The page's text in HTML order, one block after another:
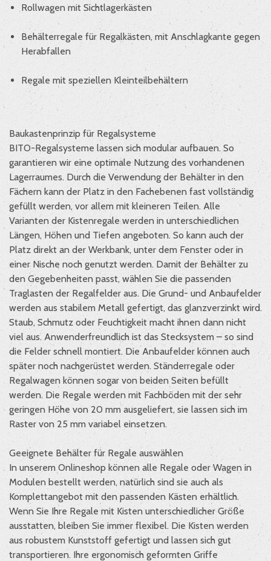
Rollwagen mit Sichtlagerkästen
Behälterregale für Regalkästen, mit Anschlagkante gegen
Herabfallen
Regale mit speziellen Kleinteilbehältern
Baukastenprinzip für Regalsysteme
BITO-Regalsysteme lassen sich modular aufbauen. So
garantieren wir eine optimale Nutzung des vorhandenen
Lagerraumes. Durch die Verwendung der Behälter in den
Fächern kann der Platz in den Fachebenen fast vollständig
gefüllt werden, vor allem mit kleineren Teilen. Alle
Varianten der Kistenregale werden in unterschiedlichen
Längen, Höhen und Tiefen angeboten. So kann auch der
Platz direkt an der Werkbank, unter dem Fenster oder in
einer Nische noch genutzt werden. Damit der Behälter zu
den Gegebenheiten passt, wählen Sie die passenden
Traglasten der Regalfelder aus. Die Grund- und Anbaufelder
werden aus stabilem Metall gefertigt, das glanzverzinkt wird.
Staub, Schmutz oder Feuchtigkeit macht ihnen dann nicht
viel aus. Anwenderfreundlich ist das Stecksystem – so sind
die Felder schnell montiert. Die Anbaufelder können auch
später noch nachgerüstet werden. Ständerregale oder
Regalwagen können sogar von beiden Seiten befüllt
werden. Die Regale werden mit Fachböden mit der sehr
geringen Höhe von 20 mm ausgeliefert, sie lassen sich im
Raster von 25 mm variabel einsetzen.
Geeignete Behälter für Regale auswählen
In unserem Onlineshop können alle Regale oder Wagen in
Modulen bestellt werden, natürlich sind sie auch als
Komplettangebot mit den passenden Kästen erhältlich.
Wenn Sie Ihre Regale mit Kisten unterschiedlicher Größe
ausstatten, bleiben Sie immer flexibel. Die Kisten werden
aus robustem Kunststoff gefertigt und lassen sich gut
transportieren. Ihre ergonomisch geformten Griffe